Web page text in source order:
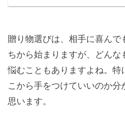
贈り物選びは、相手に喜んで
ちから始まりますが、どんな
悩むこともありますよね。特
こから手をつけていいのか分
思います。